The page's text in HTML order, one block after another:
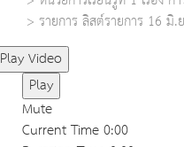
รายการ ลิสต์รายการ 16 มิ
Play Video
Play
Mute
Current Time0:00